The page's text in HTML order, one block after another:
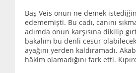
Baş Veis onun ne demek
edememişti. Bu cadı, canını
adımda onun karşısına dikilip
bakalım bu denli cesur
ayağını yerden kaldıramadı.
hâkim olamadığını fark etti.